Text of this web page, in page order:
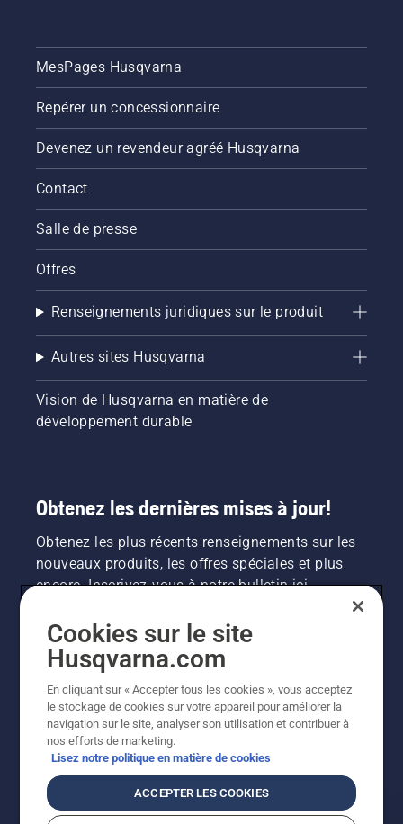
MesPages Husqvarna
Repérer un concessionnaire
Devenez un revendeur agréé Husqvarna
Contact
Salle de presse
Offres
Renseignements juridiques sur le produit
Autres sites Husqvarna
Vision de Husqvarna en matière de
développement durable
Obtenez les dernières mises à jour!
Obtenez les plus récents renseignements sur les
nouveaux produits, les offres spéciales et plus
encore. Inscrivez-vous à notre bulletin ici.
INSCRIPTION À LA NEWSLETTER
Cookies sur le site
Husqvarna.com
En cliquant sur « Accepter tous les cookies », vous acceptez
le stockage de cookies sur votre appareil pour améliorer la
navigation sur le site, analyser son utilisation et contribuer à
nos efforts de marketing.
Lisez notre politique en matière de cookies
ACCEPTER LES COOKIES